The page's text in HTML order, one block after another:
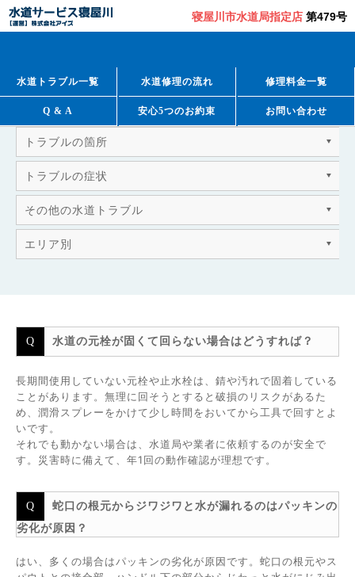
寝屋川市水道局指定店 第479号
水道トラブル一覧 水道修理の流れ 修理料金一覧
Q & A 安心5つのお約束 お問い合わせ
トラブルの箇所
トラブルの症状
その他の水道トラブル
エリア別
水道の元栓が固くて回らない場合はどうすれば？
長期間使用していない元栓や止水栓は、錆や汚れで固着している
ことがあります。無理に回そうとすると破損のリスクがあるた
め、潤滑スプレーをかけて少し時間をおいてから工具で回すとよ
いです。
それでも動かない場合は、水道局や業者に依頼するのが安全で
す。災害時に備えて、年1回の動作確認が理想です。
蛇口の根元からジワジワと水が漏れるのはパッキンの
劣化が原因？
はい、多くの場合はパッキンの劣化が原因です。蛇口の根元やス